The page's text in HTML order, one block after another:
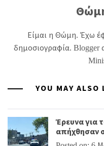
Είμαι η Θώμη. Έχω
δημοσιογραφία. Blogger
YOU MAY ALSO
Έρευνα για
απήχθησαν